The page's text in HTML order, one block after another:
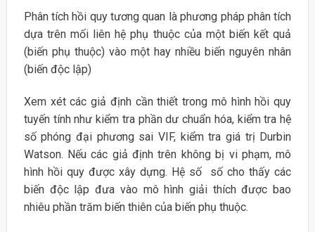
Phân tích hồi quy tương quan là phương pháp phân tích
dựa trên mối liên hệ phụ thuộc của một biến kết quả
(biến phụ thuộc) vào một hay nhiều biến nguyên nhân
(biến độc lập)
Xem xét các giả định cần thiết trong mô hình hồi quy
tuyến tính như kiểm tra phần dư chuẩn hóa, kiểm tra hệ
số phóng đại phương sai VIF, kiểm tra giá trị Durbin
Watson. Nếu các giả định trên không bị vi phạm, mô
hình hồi quy được xây dựng. Hệ số số cho thấy các
biến độc lập đưa vào mô hình giải thích được bao
nhiêu phần trăm biến thiên của biến phụ thuộc.